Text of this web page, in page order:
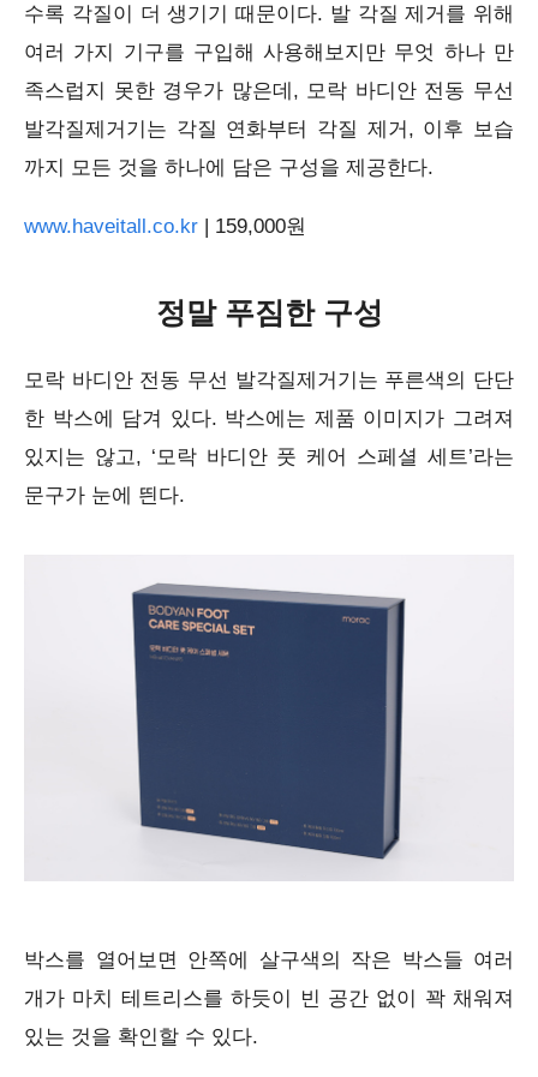
수록 각질이 더 생기기 때문이다. 발 각질 제거를 위해
여러 가지 기구를 구입해 사용해보지만 무엇 하나 만
족스럽지 못한 경우가 많은데, 모락 바디안 전동 무선
발각질제거기는 각질 연화부터 각질 제거, 이후 보습
까지 모든 것을 하나에 담은 구성을 제공한다.
www.haveitall.co.kr | 159,000원
정말 푸짐한 구성
모락 바디안 전동 무선 발각질제거기는 푸른색의 단단
한 박스에 담겨 있다. 박스에는 제품 이미지가 그려져
있지는 않고, ‘모락 바디안 풋 케어 스페셜 세트’라는
문구가 눈에 띈다.
박스를 열어보면 안쪽에 살구색의 작은 박스들 여러
개가 마치 테트리스를 하듯이 빈 공간 없이 꽉 채워져
있는 것을 확인할 수 있다.